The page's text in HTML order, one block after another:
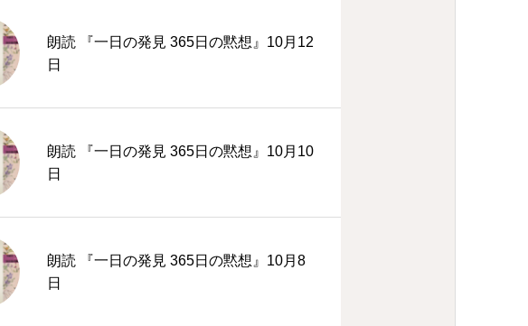
朗読 『一日の発見 365日の黙想』10月12
日
朗読 『一日の発見 365日の黙想』10月10
日
朗読 『一日の発見 365日の黙想』10月8
日